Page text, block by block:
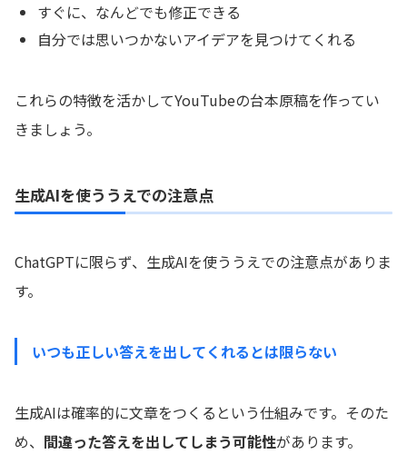
すぐに、なんどでも修正できる
自分では思いつかないアイデアを見つけてくれる
これらの特徴を活かしてYouTubeの台本原稿を作ってい
きましょう。
生成AIを使ううえでの注意点
ChatGPTに限らず、生成AIを使ううえでの注意点がありま
す。
いつも正しい答えを出してくれるとは限らない
生成AIは確率的に文章をつくるという仕組みです。そのた
め、 間違った答えを出してしまう可能性があります。